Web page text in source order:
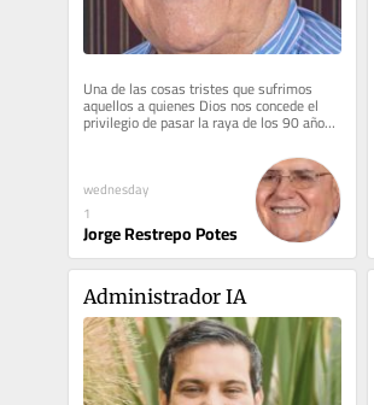
Una de las cosas tristes que sufrimos
aquellos a quienes Dios nos concede el
privilegio de pasar la raya de los 90 años -
yo marco 91- es que casi...
wednesday
1
Jorge Restrepo Potes
Administrador IA